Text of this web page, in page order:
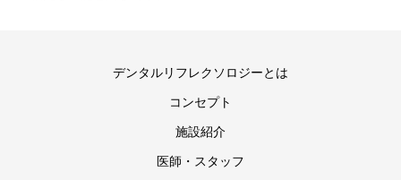
デンタルリフレクソロジーとは
コンセプト
施設紹介
医師・スタッフ